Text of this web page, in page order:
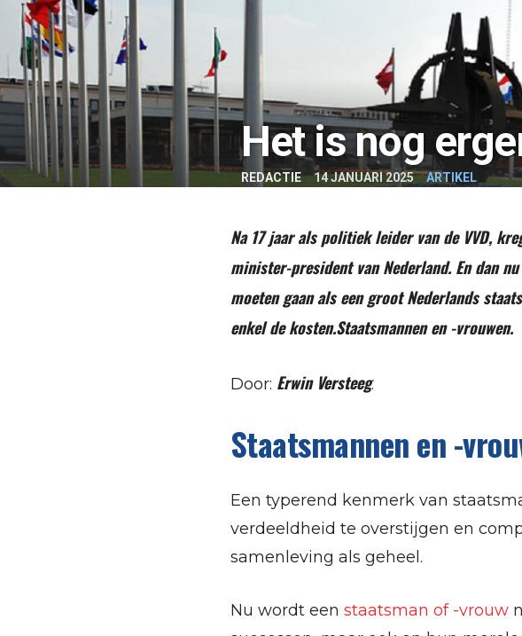
Het is nog
REDACTIE 14 JANUARI 2025 ARTIKEL
Na 17 jaar als politiek leider van de VVD,
minister-president van Nederland. En dan
moeten gaan als een groot Nederlands
enkel de kosten.Staatsmannen en -vrouwen.
Door: Erwin Versteeg.
Staatsmannen en -
Een typerend kenmerk van
verdeeldheid te overstijgen en
samenleving als geheel.
Nu wordt een staatsman of -vrouw